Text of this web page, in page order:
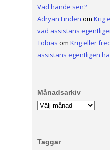
Vad hände sen?
Adryan Linden om Krig
vad assistans
Tobias om Krig eller
assistans egentligen
Månadsarkiv
Månadsarkiv
Taggar